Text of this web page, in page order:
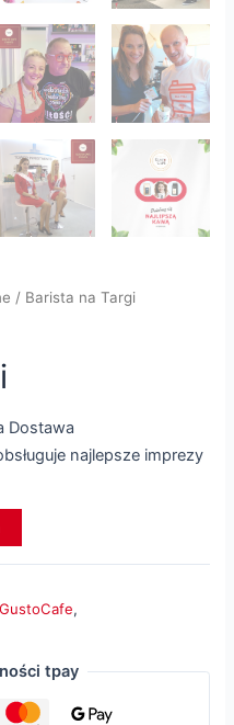
/ Barista na Targi
Dostawa
najlepsze imprezy
GustoCafe,
tpay